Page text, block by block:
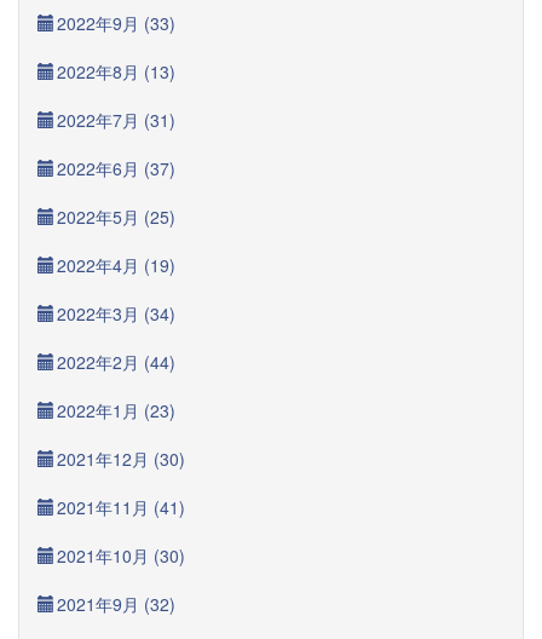
2022年9月 (33)
2022年8月 (13)
2022年7月 (31)
2022年6月 (37)
2022年5月 (25)
2022年4月 (19)
2022年3月 (34)
2022年2月 (44)
2022年1月 (23)
2021年12月 (30)
2021年11月 (41)
2021年10月 (30)
2021年9月 (32)